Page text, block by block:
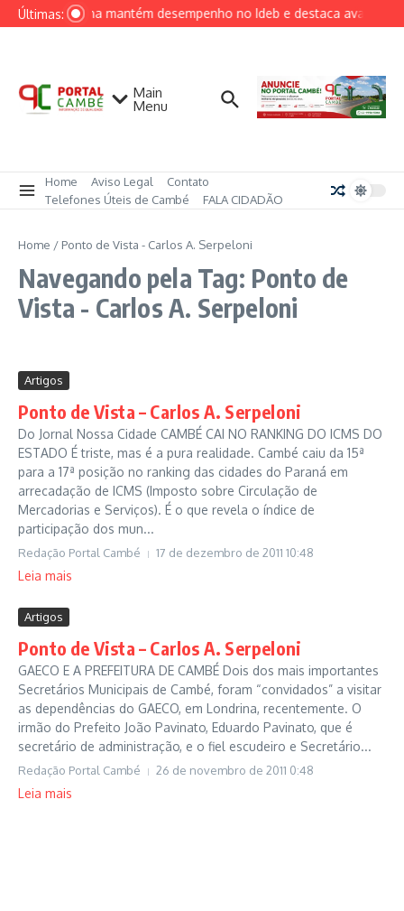
Ir para o conteúdo
Últimas:Londrina mantém desempenho no Ideb e destaca avanços
Main
Menu
Home Aviso Legal
Contato
Telefones Úteis de Cambé
FALA CIDADÃO
Home / Ponto de Vista - Carlos A. Serpeloni
Navegando pela Tag: Ponto de
Vista - Carlos A. Serpeloni
Artigos
Ponto de Vista – Carlos A. Serpeloni
Do Jornal Nossa Cidade CAMBÉ CAI NO RANKING DO ICMS DO
ESTADO É triste, mas é a pura realidade. Cambé caiu da 15ª
para a 17ª posição no ranking das cidades do Paraná em
arrecadação de ICMS (Imposto sobre Circulação de
Mercadorias e Serviços). É o que revela o índice de
participação dos mun...
Redação Portal Cambé 17 de dezembro de 2011 10:48
Leia mais
Artigos
Ponto de Vista – Carlos A. Serpeloni
GAECO E A PREFEITURA DE CAMBÉ Dois dos mais importantes
Secretários Municipais de Cambé, foram “convidados” a visitar
as dependências do GAECO, em Londrina, recentemente. O
irmão do Prefeito João Pavinato, Eduardo Pavinato, que é
secretário de administração, e o fiel escudeiro e Secretário...
Redação Portal Cambé 26 de novembro de 2011 0:48
Leia mais